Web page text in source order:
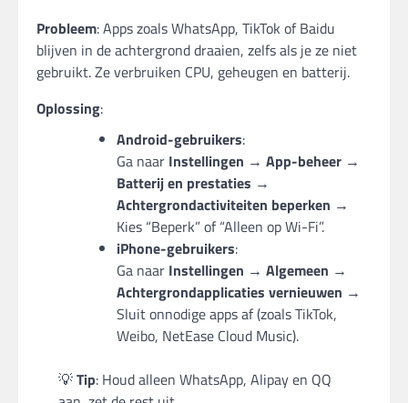
Probleem: Apps zoals WhatsApp, TikTok of Baidu
blijven in de achtergrond draaien, zelfs als je ze niet
gebruikt. Ze verbruiken CPU, geheugen en batterij.
Oplossing:
Android-gebruikers:
Ga naar Instellingen → App-beheer →
Batterij en prestaties →
Achtergrondactiviteiten beperken →
Kies “Beperk” of “Alleen op Wi-Fi”.
iPhone-gebruikers:
Ga naar Instellingen → Algemeen →
Achtergrondapplicaties vernieuwen →
Sluit onnodige apps af (zoals TikTok,
Weibo, NetEase Cloud Music).
💡Tip: Houd alleen WhatsApp, Alipay en QQ